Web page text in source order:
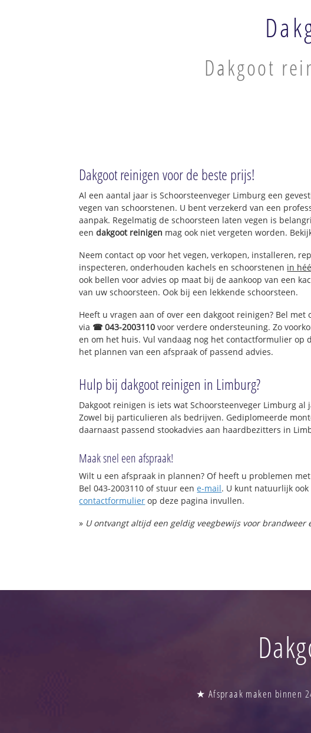
Dakgoot
Dakgoot reinigen voor de beste prijs!
Al een aantal jaar is Schoorsteenveger Limburg een
vegen van schoorstenen. U bent verzekerd van een
aanpak. Regelmatig de schoorsteen laten vegen is
eendakgoot reinigen mag ook niet vergeten worden.
Neem contact op voor het vegen, verkopen, installeren,
inspecteren, onderhouden kachels en schoorstenen in
ook bellen voor advies op maat bij de aankoop van een
van uw schoorsteen. Ook bij een lekkende schoorsteen.
Heeft u vragen aan of over een dakgoot reinigen? Bel met
via ☎ 043-2003110 voor verdere ondersteuning. Zo
en om het huis. Vul vandaag nog het contactformulier op
het plannen van een afspraak of passend advies.
Hulp bij dakgoot reinigen in Limburg?
Dakgoot reinigen is iets wat Schoorsteenveger Limburg al
Zowel bij particulieren als bedrijven. Gediplomeerde
daarnaast passend stookadvies aan haardbezitters in
Maak snel een afspraak!
Wilt u een afspraak in plannen? Of heeft u problemen
Bel 043-2003110 of stuur eene-mail. U kunt natuurlijk ook
contactformulier op deze pagina invullen.
» U ontvangt altijd een geldig veegbewijs voor brandweer
★ Afspraak maken binnen